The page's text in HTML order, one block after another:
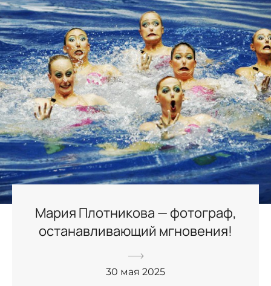
Мария Плотникова — фотограф,
останавливающий мгновения!
30 мая 2025